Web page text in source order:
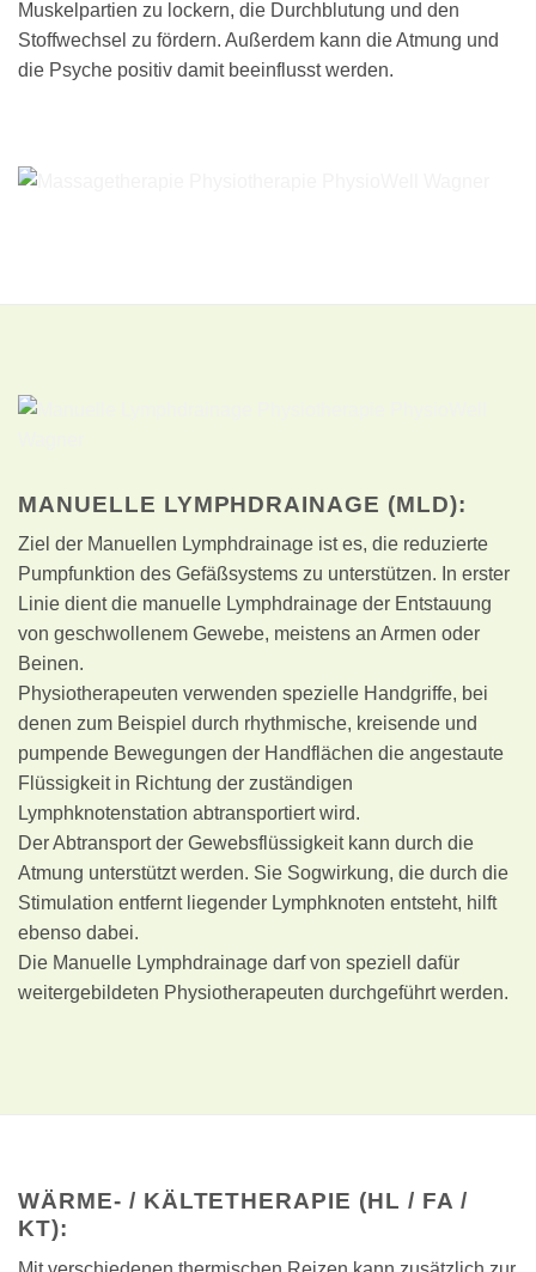
Muskelpartien zu lockern, die Durchblutung und den
Stoffwechsel zu fördern. Außerdem kann die Atmung und
die Psyche positiv damit beeinflusst werden.
MANUELLE LYMPHDRAINAGE (MLD):
Ziel der Manuellen Lymphdrainage ist es, die reduzierte
Pumpfunktion des Gefäßsystems zu unterstützen. In erster
Linie dient die manuelle Lymphdrainage der Entstauung
von geschwollenem Gewebe, meistens an Armen oder
Beinen.
Physiotherapeuten verwenden spezielle Handgriffe, bei
denen zum Beispiel durch rhythmische, kreisende und
pumpende Bewegungen der Handflächen die angestaute
Flüssigkeit in Richtung der zuständigen
Lymphknotenstation abtransportiert wird.
Der Abtransport der Gewebsflüssigkeit kann durch die
Atmung unterstützt werden. Sie Sogwirkung, die durch die
Stimulation entfernt liegender Lymphknoten entsteht, hilft
ebenso dabei.
Die Manuelle Lymphdrainage darf von speziell dafür
weitergebildeten Physiotherapeuten durchgeführt werden.
WÄRME- / KÄLTETHERAPIE (HL / FA /
KT):